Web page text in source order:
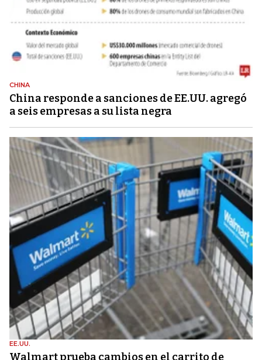
CHINA
China responde a sanciones de EE.UU. agregó
a seis empresas a su lista negra
EE.UU.
Walmart prueba cambios en el carrito de